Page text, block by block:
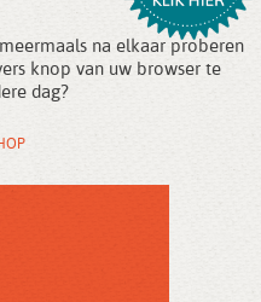
na elkaar proberen
knop van uw browser te
dag?